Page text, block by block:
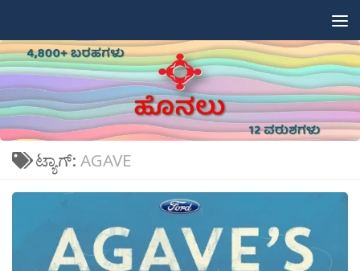
ಟ್ಯಾಗ್: AGAVE